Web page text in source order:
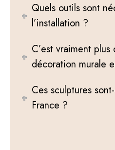
Quels outils sont
l’installation ?
C’est vraiment plus
décoration murale
Ces sculptures
France ?